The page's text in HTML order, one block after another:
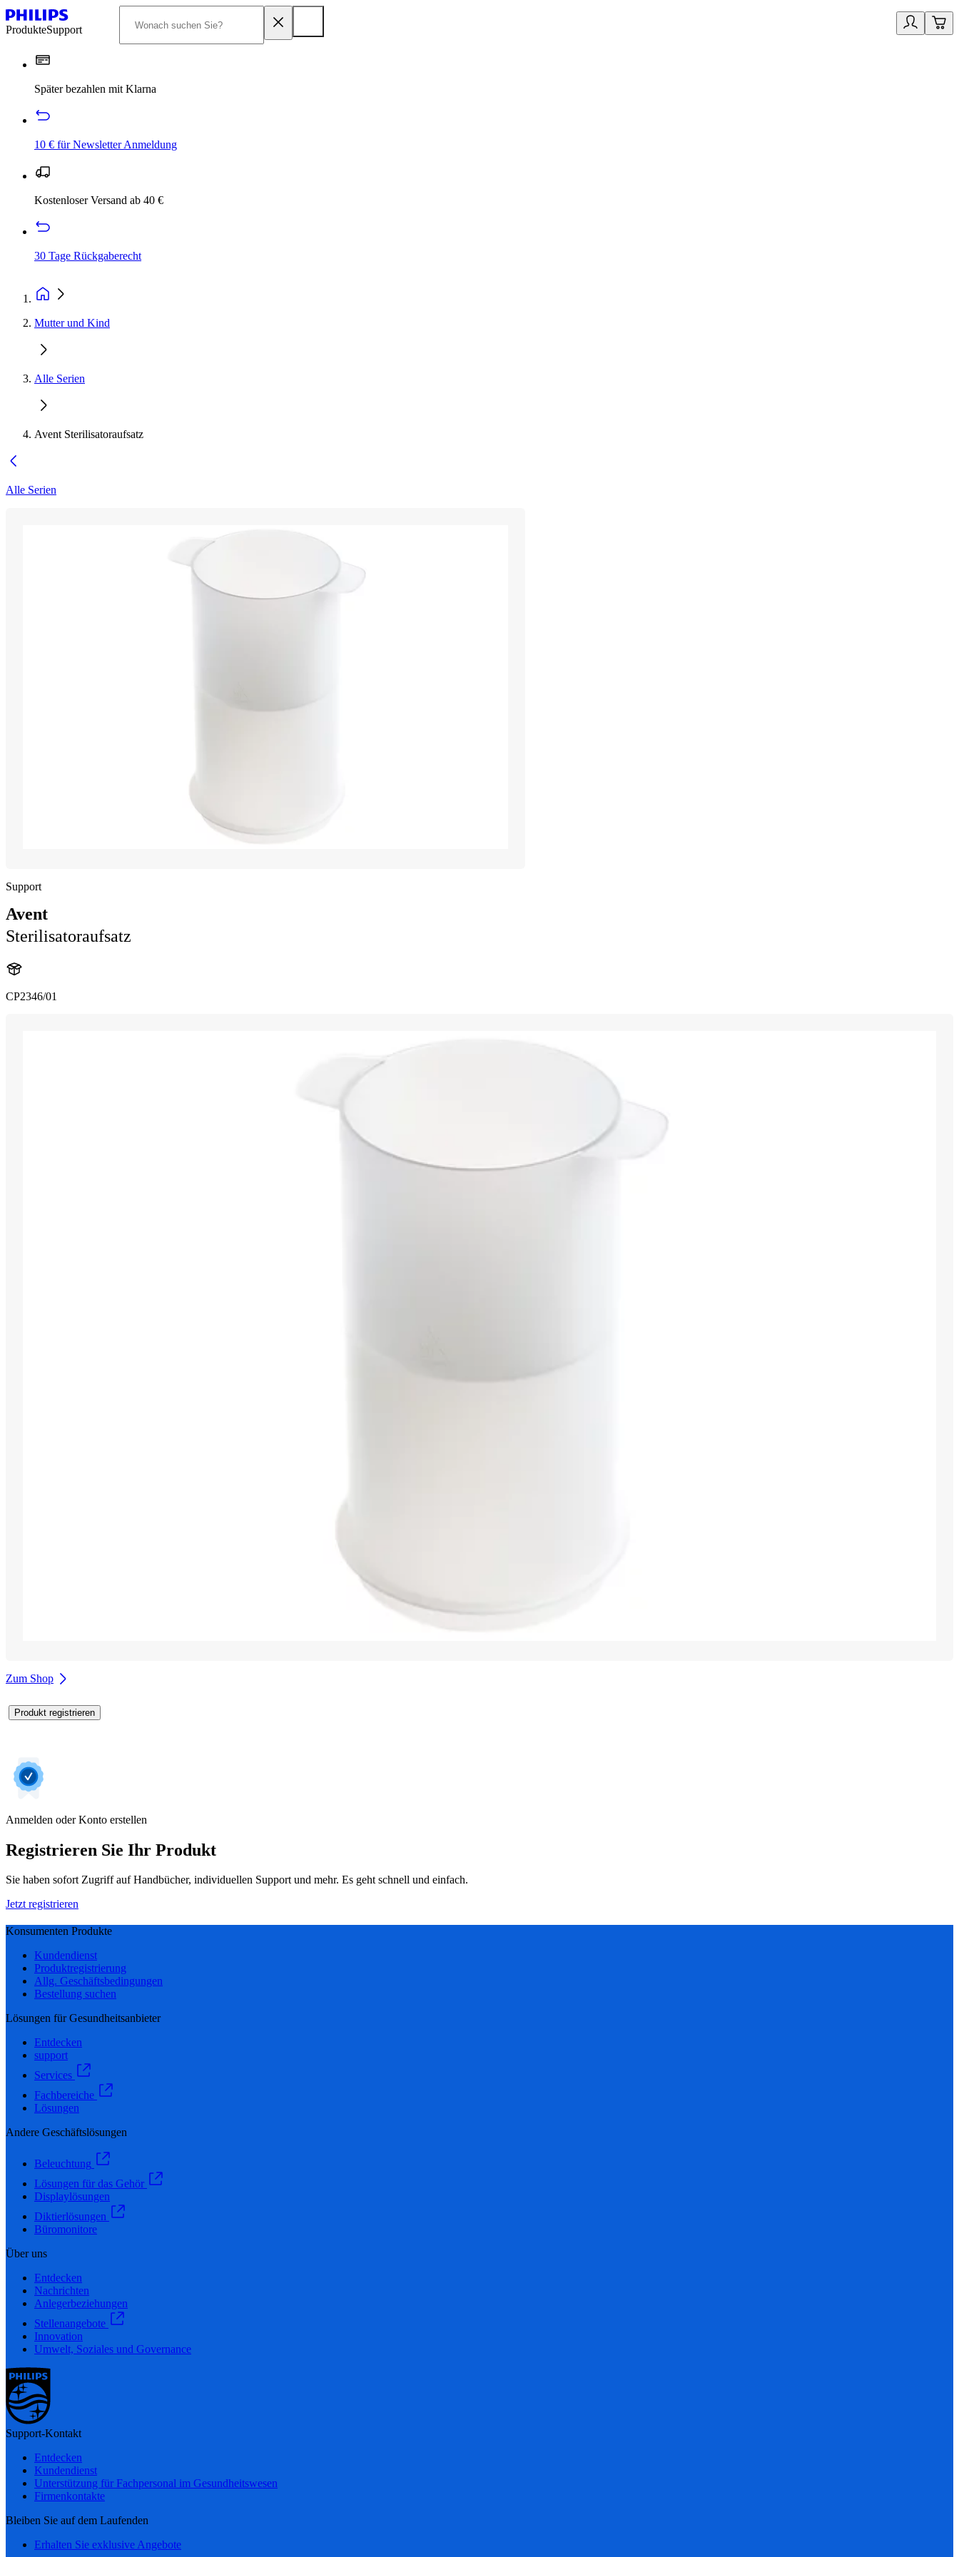
ProdukteSupport
Später bezahlen mit Klarna
10 € für Newsletter Anmeldung
Kostenloser Versand ab 40 €
30 Tage Rückgaberecht
Mutter und Kind
Alle Serien
Avent Sterilisatoraufsatz
Alle Serien
Support
Avent
Sterilisatoraufsatz
CP2346/01
Zum Shop
Produkt registrieren
Anmelden oder Konto erstellen
Registrieren Sie Ihr Produkt
Sie haben sofort Zugriff auf Handbücher, individuellen Support und mehr. Es geht schnell und einfach.
Jetzt registrieren
Konsumenten Produkte
Kundendienst
Produktregistrierung
Allg. Geschäftsbedingungen
Bestellung suchen
Lösungen für Gesundheitsanbieter
Entdecken
support
Services
Fachbereiche
Lösungen
Andere Geschäftslösungen
Beleuchtung
Lösungen für das Gehör
Displaylösungen
Diktierlösungen
Büromonitore
Über uns
Entdecken
Nachrichten
Anlegerbeziehungen
Stellenangebote
Innovation
Umwelt, Soziales und Governance
Support-Kontakt
Entdecken
Kundendienst
Unterstützung für Fachpersonal im Gesundheitswesen
Firmenkontakte
Bleiben Sie auf dem Laufenden
Erhalten Sie exklusive Angebote